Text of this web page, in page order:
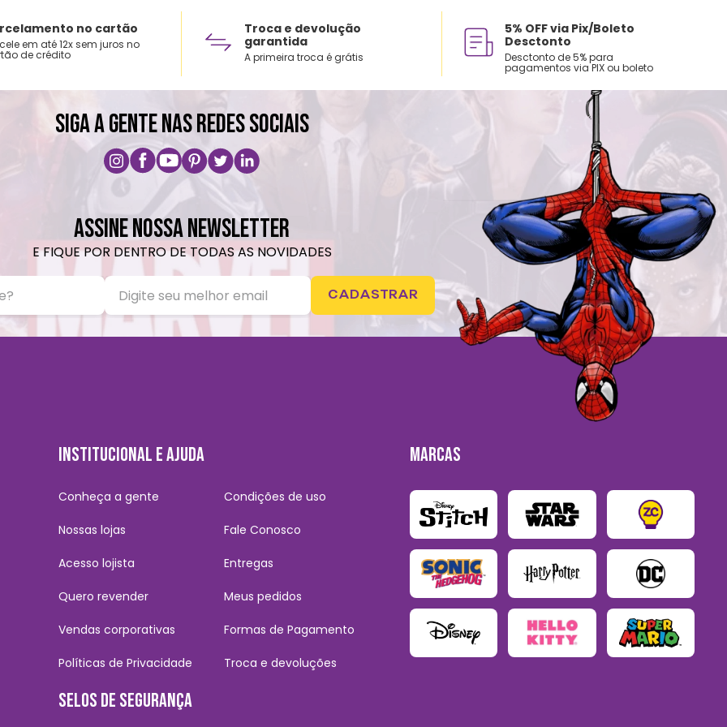
no cartão
em até 12x sem juros no
de crédito
Troca e devolução
garantida
A primeira troca é grátis
5% OFF via Pix/Boleto
Desctonto
Desctonto de 5% para
pagamentos via PIX ou boleto
SIGA A GENTE NAS REDES SOCIAIS
ASSINE NOSSA NEWSLETTER
E FIQUE POR DENTRO DE TODAS AS NOVIDADES
CADASTRAR
INSTITUCIONAL E AJUDA
Conheça a gente
Nossas lojas
Acesso lojista
Quero revender
Vendas corporativas
Políticas de Privacidade
Condições de uso
Fale Conosco
Entregas
Meus pedidos
Formas de Pagamento
Troca e devoluções
SELOS DE SEGURANÇA
MARCAS